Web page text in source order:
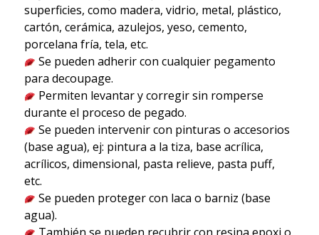
superficies, como madera, vidrio, metal, plástico,
cartón, cerámica, azulejos, yeso, cemento,
porcelana fría, tela, etc.
Se pueden adherir con cualquier pegamento
para decoupage.
Permiten levantar y corregir sin romperse
durante el proceso de pegado.
Se pueden intervenir con pinturas o accesorios
(base agua), ej: pintura a la tiza, base acrílica,
acrílicos, dimensional, pasta relieve, pasta puff,
etc.
Se pueden proteger con laca o barniz (base
agua).